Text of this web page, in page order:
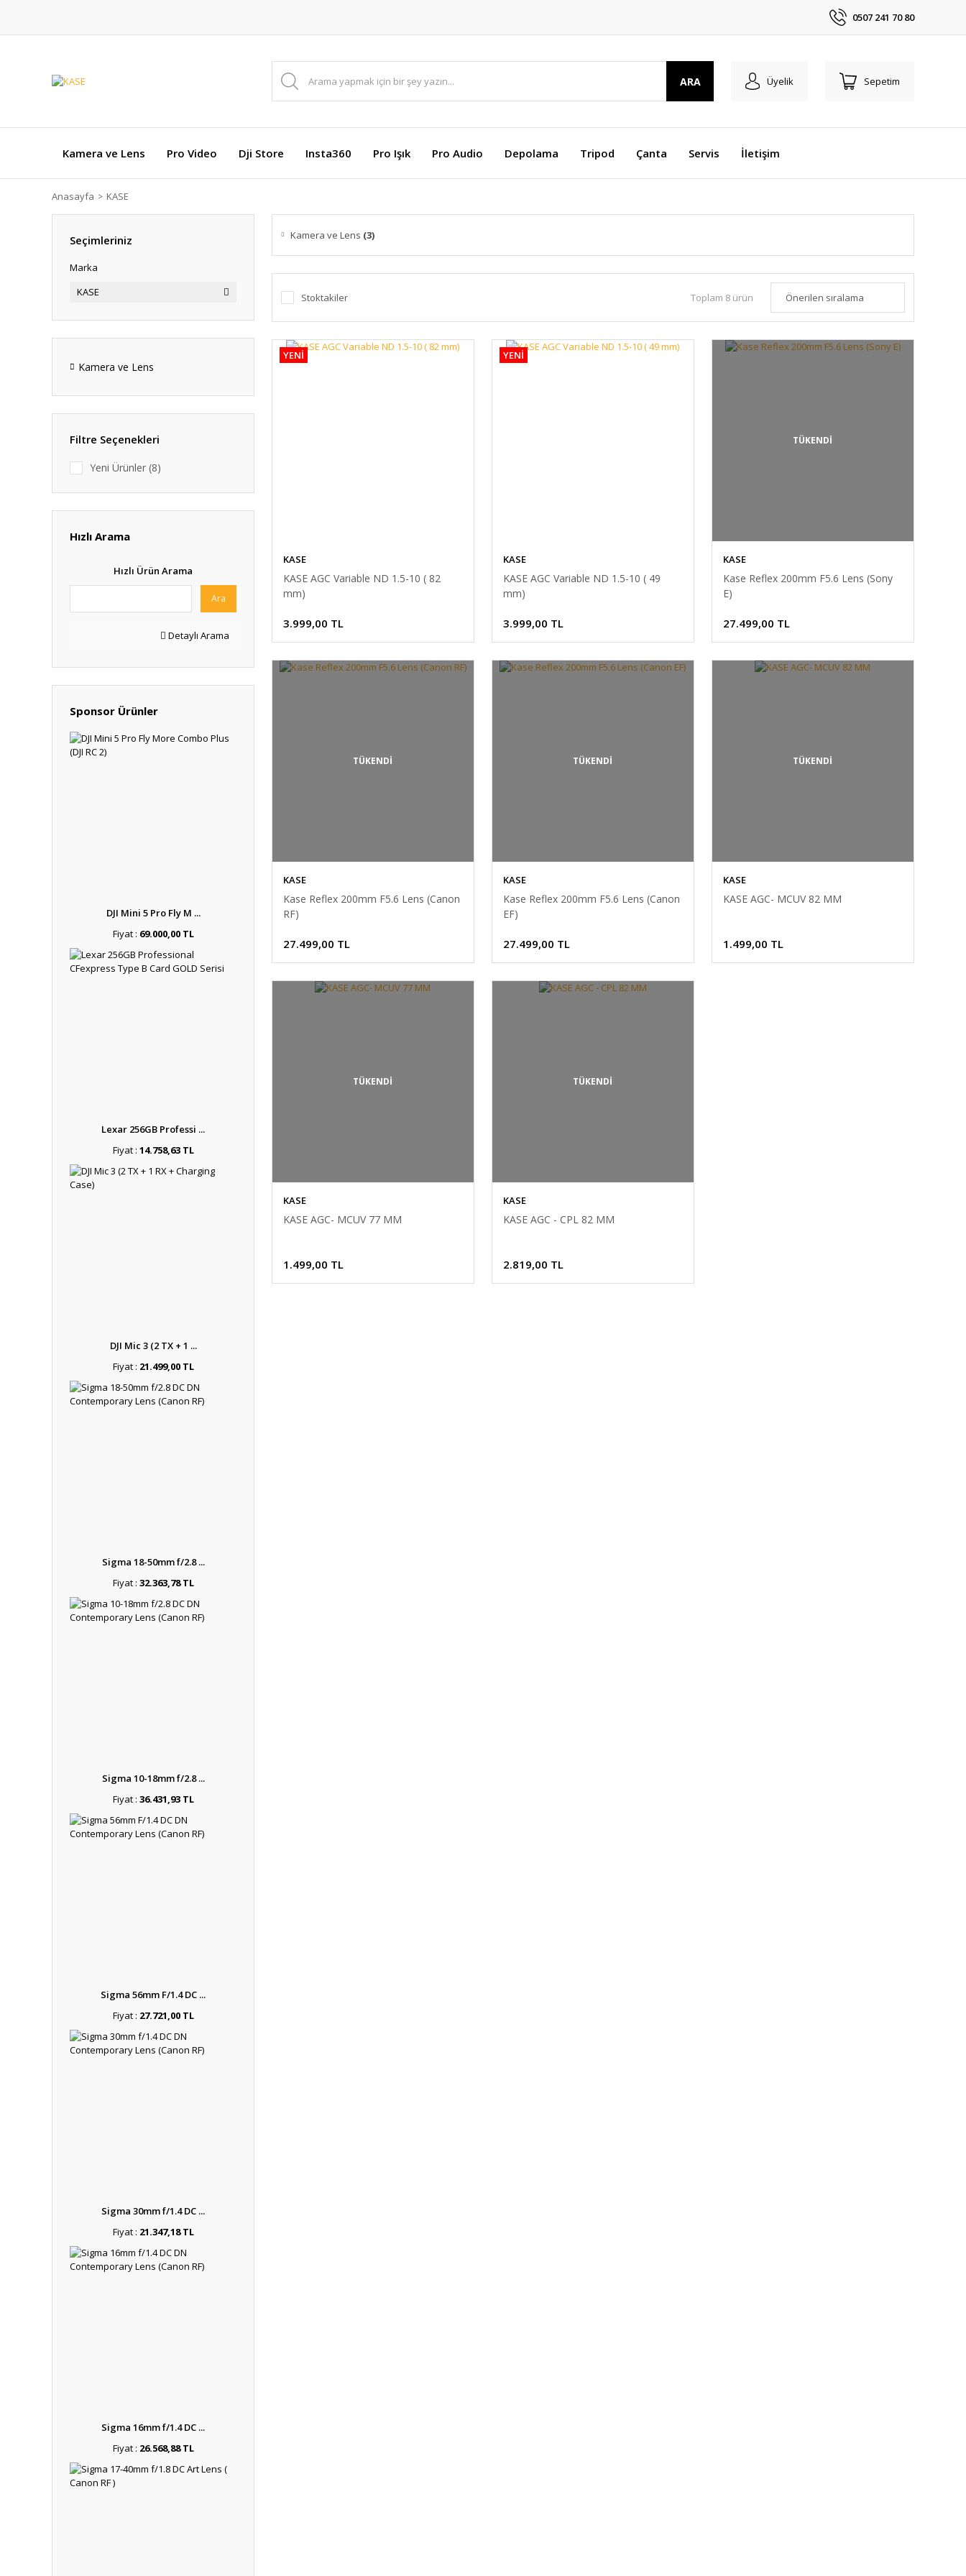
0507 241 70 80
ARA Üyelik Sepetim
Kamera ve Lens Pro Video Dji Store Insta360 Pro Işık Pro Audio Depolama Tripod Çanta Servis İletişim
Anasayfa KASE
Seçimleriniz
Marka
KASE
Kamera ve Lens
Filtre Seçenekleri
Yeni Ürünler (8)
Hızlı Arama
Hızlı Ürün Arama
Ara
Detaylı Arama
Sponsor Ürünler
DJI Mini 5 Pro Fly M ...
Fiyat : 69.000,00 TL
Lexar 256GB Professi ...
Fiyat : 14.758,63 TL
DJI Mic 3 (2 TX + 1 ...
Fiyat : 21.499,00 TL
Sigma 18-50mm f/2.8 ...
Fiyat : 32.363,78 TL
Sigma 10-18mm f/2.8 ...
Fiyat : 36.431,93 TL
Sigma 56mm F/1.4 DC ...
Fiyat : 27.721,00 TL
Sigma 30mm f/1.4 DC ...
Fiyat : 21.347,18 TL
Sigma 16mm f/1.4 DC ...
Fiyat : 26.568,88 TL
Kamera ve Lens (3)
Stoktakiler Toplam 8 ürün
YENİ
KASE
KASE AGC Variable ND 1.5-10 ( 82
mm)
3.999,00 TL
YENİ
KASE
KASE AGC Variable ND 1.5-10 ( 49
mm)
3.999,00 TL
TÜKENDİ
KASE
Kase Reflex 200mm F5.6 Lens (Sony
E)
27.499,00 TL
TÜKENDİ
KASE
Kase Reflex 200mm F5.6 Lens (Canon
RF)
27.499,00 TL
TÜKENDİ
KASE
Kase Reflex 200mm F5.6 Lens (Canon
EF)
27.499,00 TL
TÜKENDİ
KASE
KASE AGC- MCUV 82 MM
1.499,00 TL
TÜKENDİ
KASE
KASE AGC- MCUV 77 MM
1.499,00 TL
TÜKENDİ
KASE
KASE AGC - CPL 82 MM
2.819,00 TL